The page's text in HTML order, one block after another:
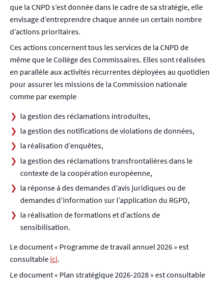
que la CNPD s’est donnée dans le cadre de sa stratégie, elle
envisage d’entreprendre chaque année un certain nombre
d’actions prioritaires.
Ces actions concernent tous les services de la CNPD de
même que le Collège des Commissaires. Elles sont réalisées
en parallèle aux activités récurrentes déployées au quotidien
pour assurer les missions de la Commission nationale
comme par exemple
la gestion des réclamations introduites,
la gestion des notifications de violations de données,
la réalisation d’enquêtes,
la gestion des réclamations transfrontalières dans le
contexte de la coopération européenne,
la réponse à des demandes d’avis juridiques ou de
demandes d’information sur l’application du RGPD,
la réalisation de formations et d’actions de
sensibilisation.
Le document « Programme de travail annuel 2026 » est
consultable ici.
Le document « Plan stratégique 2026-2028 » est consultable